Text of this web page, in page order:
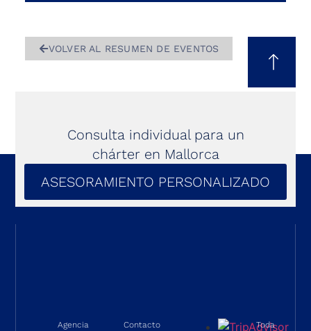
VOLVER AL RESUMEN DE EVENTOS
Consulta individual para un
chárter en Mallorca
ASESORAMIENTO PERSONALIZADO
Agencia
Contacto
Toda